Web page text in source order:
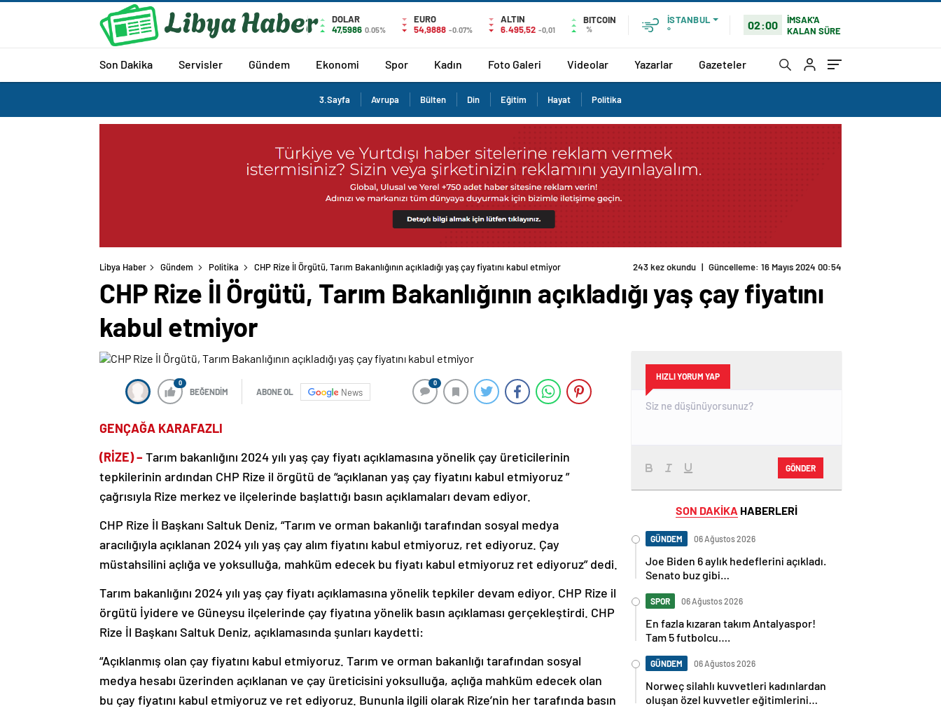
DOLAR
47,5986 0.05%
EURO
54,9888 -0.07%
ALTIN
6.495,52 -0,01
BITCOIN
%
İSTANBUL
°
02:00
İMSAK'A
KALAN SÜRE
Son Dakika Servisler Gündem Ekonomi Spor Kadın Foto Galeri Videolar Yazarlar Gazeteler
3.Sayfa Avrupa Bülten Din Eğitim Hayat Politika
Libya Haber Gündem Politika CHP Rize İl Örgütü, Tarım Bakanlığının açıkladığı yaş çay fiyatını kabul etmiyor 243 kez okundu | Güncelleme: 16 Mayıs 2024 00:54
CHP Rize İl Örgütü, Tarım Bakanlığının açıkladığı yaş çay fiyatını
kabul etmiyor
0
BEĞENDİM ABONE OL News
0
GENÇAĞA KARAFAZLI
(RİZE) – Tarım bakanlığını 2024 yılı yaş çay fiyatı açıklamasına yönelik çay üreticilerinin
tepkilerinin ardından CHP Rize il örgütü de “açıklanan yaş çay fiyatını kabul etmiyoruz ”
çağrısıyla Rize merkez ve ilçelerinde başlattığı basın açıklamaları devam ediyor.
CHP Rize İl Başkanı Saltuk Deniz, “Tarım ve orman bakanlığı tarafından sosyal medya
aracılığıyla açıklanan 2024 yılı yaş çay alım fiyatını kabul etmiyoruz, ret ediyoruz. Çay
müstahsilini açlığa ve yoksulluğa, mahküm edecek bu fiyatı kabul etmiyoruz ret ediyoruz” dedi.
Tarım bakanlığını 2024 yılı yaş çay fiyatı açıklamasına yönelik tepkiler devam ediyor. CHP Rize il
örgütü İyidere ve Güneysu ilçelerinde çay fiyatına yönelik basın açıklaması gerçekleştirdi. CHP
Rize İl Başkanı Saltuk Deniz, açıklamasında şunları kaydetti:
“Açıklanmış olan çay fiyatını kabul etmiyoruz. Tarım ve orman bakanlığı tarafından sosyal
medya hesabı üzerinden açıklanan ve çay üreticisini yoksulluğa, açlığa mahküm edecek olan
bu çay fiyatını kabul etmiyoruz ve ret ediyoruz. Bununla ilgili olarak Rize’nin her tarafında basın
HIZLI YORUM YAP
GÖNDER
SON DAKİKA HABERLERİ
GÜNDEM 06 Ağustos 2026
Joe Biden 6 aylık hedeflerini açıkladı.
Senato buz gibi…
SPOR 06 Ağustos 2026
En fazla kızaran takım Antalyaspor!
Tam 5 futbolcu….
GÜNDEM 06 Ağustos 2026
Norweç silahlı kuvvetleri kadınlardan
oluşan özel kuvvetler eğitimlerini